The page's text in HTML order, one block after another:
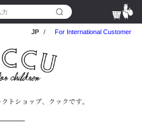
JP / For International Customer